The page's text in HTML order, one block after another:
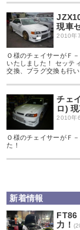
現車
2010年
Ｏ様のチェイサーがＦ
いたしました！ セッテ
交換、プラグ交換も行い
チェ
ロ)
2010年
Ｏ様のチェイサーがＦ
た！
新着情報
FT86
力！